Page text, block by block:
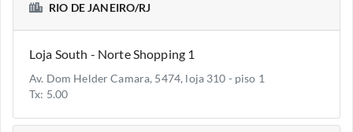
RIO DE JANEIRO/RJ
Loja South - Norte Shopping 1
Av. Dom Helder Camara, 5474, loja 310 - piso 1
Tx: 5.00